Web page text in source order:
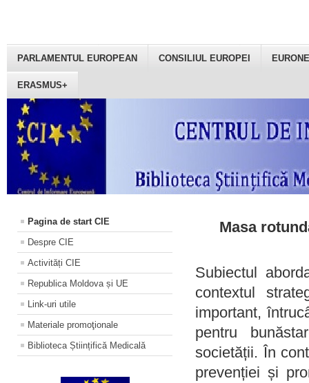
PARLAMENTUL EUROPEAN CONSILIUL EUROPEI
ERASMUS+
Pagina de start CIE
Despre CIE
Activități CIE
Republica Moldova și UE
Link-uri utile
Materiale promoţionale
Biblioteca Științifică Medicală
Masa
Subiectul
contextul
important,
pentru
societății. În
prevenției și